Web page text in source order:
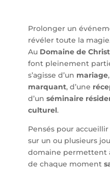
Prolonger un
révéler toute la
Au Domaine de
font pleinement
s’agisse d’un mariage
marquant, d’une
d’un séminaire
culturel.
Pensés pour
sur un ou plusieurs
domaine permettent
de chaque moment